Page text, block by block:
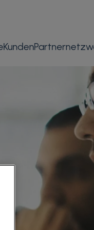
Kunden